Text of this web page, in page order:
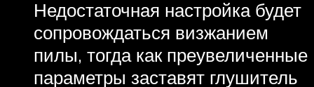
Недостаточная настройка будет
сопровождаться визжанием
пилы, тогда как преувеличенные
параметры заставят глушитель